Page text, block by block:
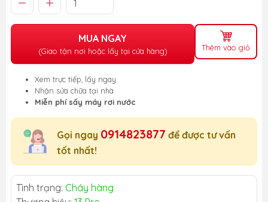
MUA NGAY
(Giao tận nơi hoặc lấy tại cửa hàng) Thêm vào giỏ
Xem trực tiếp, lấy ngay
Nhận sửa chữa tại nhà
Miễn phí sấy máy rơi nước
Gọi ngay 0914823877 để được tư vấn
tốt nhất!
Tình trạng: Cháy hàng